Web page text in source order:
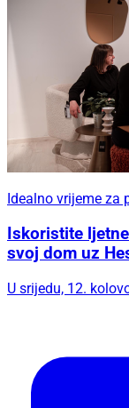
Idealno vrijeme za
Iskoristite
svoj dom uz
U srijedu, 12.